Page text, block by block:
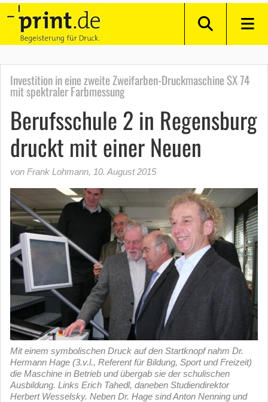
Investition in eine zweite Zweifarben-Druckmaschine SX 74
mit spektraler Farbmessung
Berufsschule 2 in Regensburg
druckt mit einer Neuen
von Frank Lohmann, 10. August 2015
Mit einem symbolischen Druck auf den Startknopf nahm Dr.
Hermann Hage (3.v.l., Referent für Bildung, Sport und Freizeit)
die Maschine in Betrieb und übergab sie der schulischen
Ausbildung. Links Erich Tahedl, daneben Studiendirektor
Herbert Wesselsky. Neben Dr. Hage sind Anton Nenning und